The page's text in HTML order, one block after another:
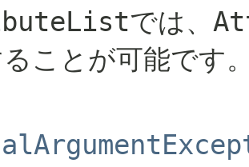
では、
ことが可能です